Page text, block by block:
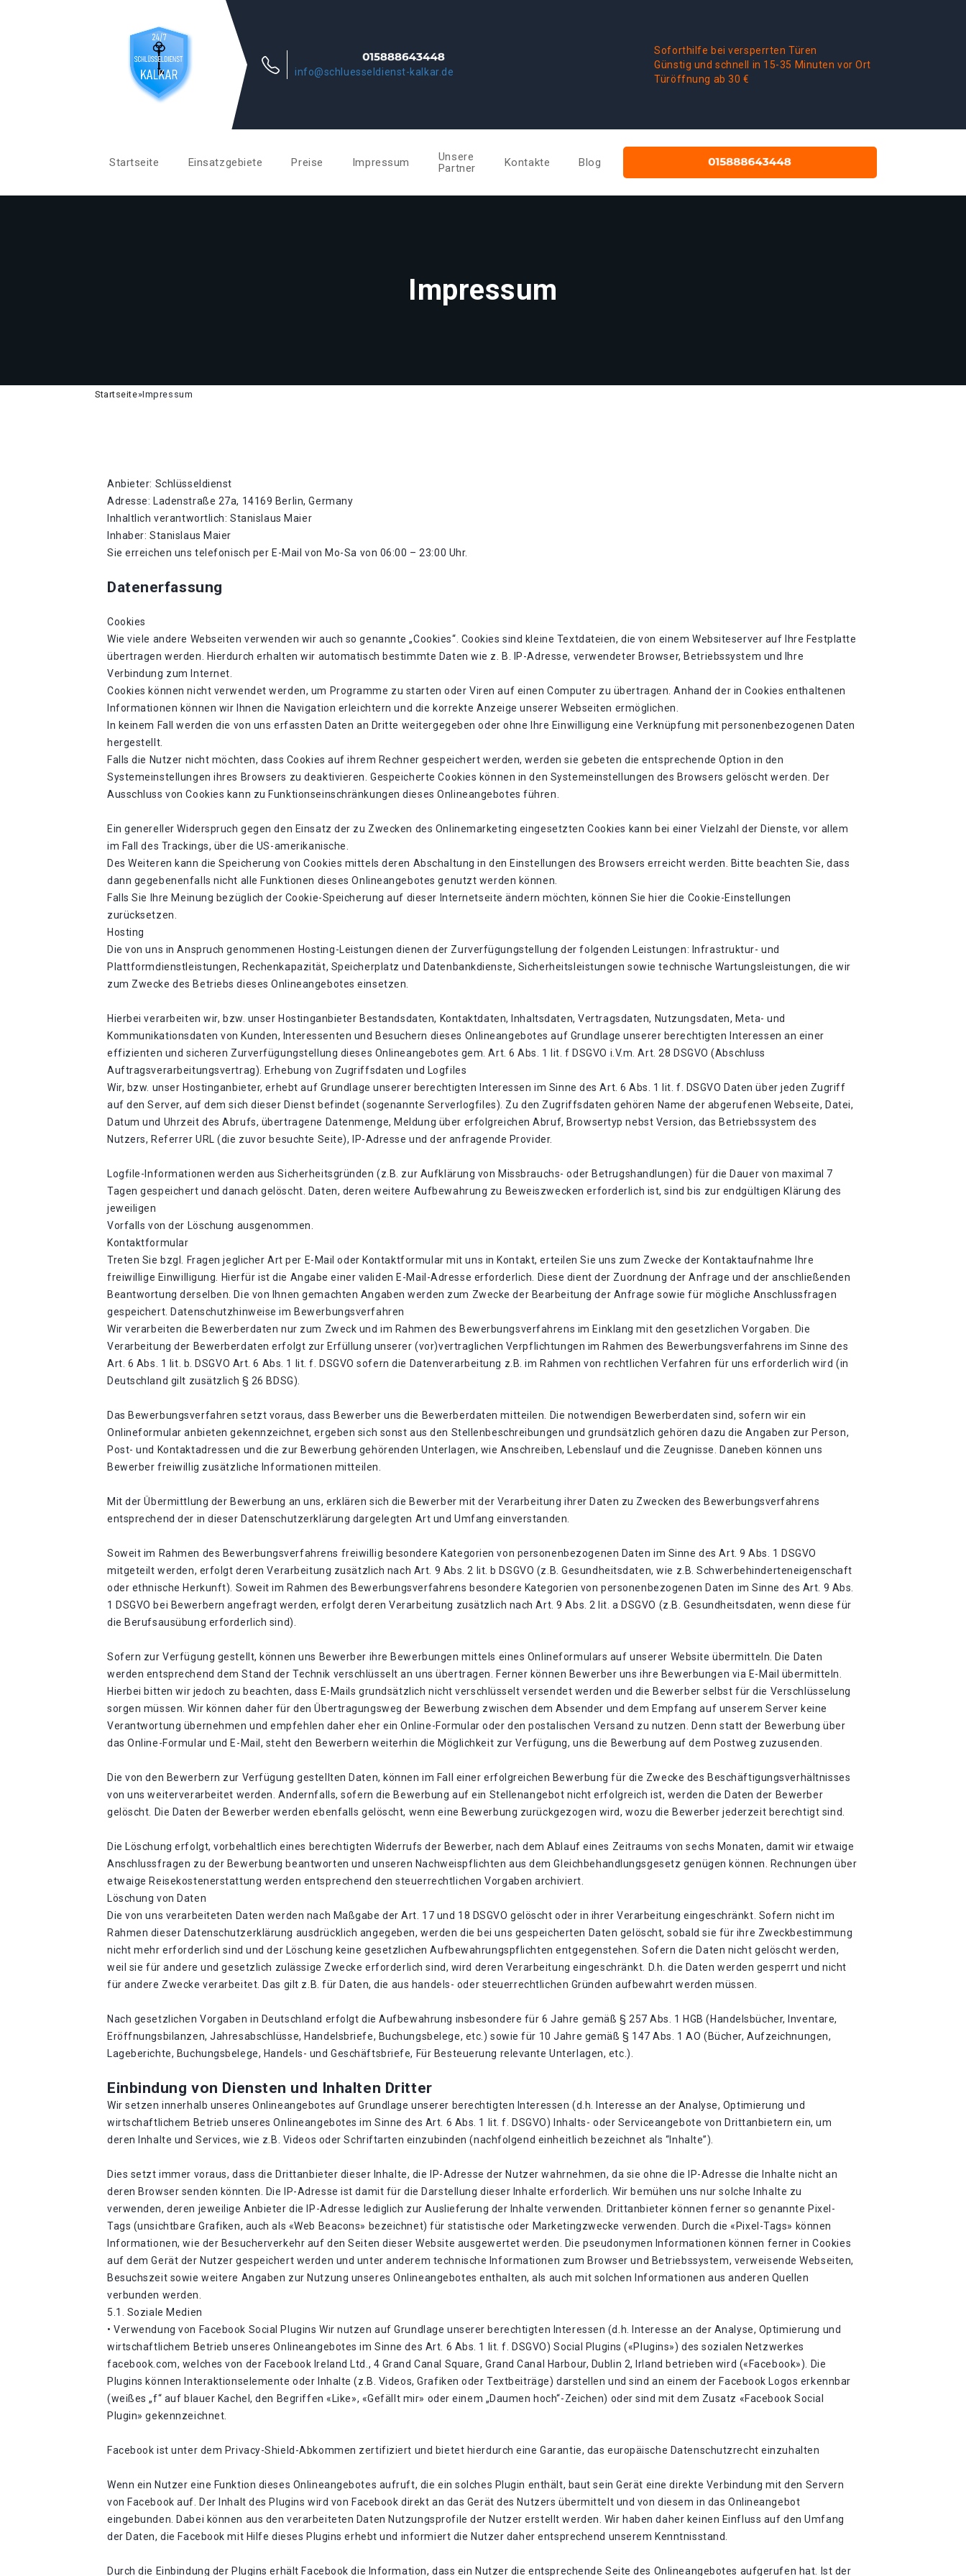
info@schluesseldienst-kalkar.de
Soforthilfe bei versperrten Türen
Günstig und schnell in 15-35 Minuten vor Ort
Türöffnung ab 30 €
Startseite Einsatzgebiete Preise Impressum
Unsere
Partner
Kontakte Blog
Impressum
Startseite»Impressum
Anbieter: Schlüsseldienst
Adresse: Ladenstraße 27a, 14169 Berlin, Germany
Inhaltlich verantwortlich: Stanislaus Maier
Inhaber: Stanislaus Maier
Sie erreichen uns telefonisch per E-Mail von Mo-Sa von 06:00 – 23:00 Uhr.
Datenerfassung
Cookies
Wie viele andere Webseiten verwenden wir auch so genannte „Cookies“. Cookies sind kleine Textdateien, die von einem Websiteserver auf Ihre Festplatte
übertragen werden. Hierdurch erhalten wir automatisch bestimmte Daten wie z. B. IP-Adresse, verwendeter Browser, Betriebssystem und Ihre
Verbindung zum Internet.
Cookies können nicht verwendet werden, um Programme zu starten oder Viren auf einen Computer zu übertragen. Anhand der in Cookies enthaltenen
Informationen können wir Ihnen die Navigation erleichtern und die korrekte Anzeige unserer Webseiten ermöglichen.
In keinem Fall werden die von uns erfassten Daten an Dritte weitergegeben oder ohne Ihre Einwilligung eine Verknüpfung mit personenbezogenen Daten
hergestellt.
Falls die Nutzer nicht möchten, dass Cookies auf ihrem Rechner gespeichert werden, werden sie gebeten die entsprechende Option in den
Systemeinstellungen ihres Browsers zu deaktivieren. Gespeicherte Cookies können in den Systemeinstellungen des Browsers gelöscht werden. Der
Ausschluss von Cookies kann zu Funktionseinschränkungen dieses Onlineangebotes führen.
Ein genereller Widerspruch gegen den Einsatz der zu Zwecken des Onlinemarketing eingesetzten Cookies kann bei einer Vielzahl der Dienste, vor allem
im Fall des Trackings, über die US-amerikanische.
Des Weiteren kann die Speicherung von Cookies mittels deren Abschaltung in den Einstellungen des Browsers erreicht werden. Bitte beachten Sie, dass
dann gegebenenfalls nicht alle Funktionen dieses Onlineangebotes genutzt werden können.
Falls Sie Ihre Meinung bezüglich der Cookie-Speicherung auf dieser Internetseite ändern möchten, können Sie hier die Cookie-Einstellungen
zurücksetzen.
Hosting
Die von uns in Anspruch genommenen Hosting-Leistungen dienen der Zurverfügungstellung der folgenden Leistungen: Infrastruktur- und
Plattformdienstleistungen, Rechenkapazität, Speicherplatz und Datenbankdienste, Sicherheitsleistungen sowie technische Wartungsleistungen, die wir
zum Zwecke des Betriebs dieses Onlineangebotes einsetzen.
Hierbei verarbeiten wir, bzw. unser Hostinganbieter Bestandsdaten, Kontaktdaten, Inhaltsdaten, Vertragsdaten, Nutzungsdaten, Meta- und
Kommunikationsdaten von Kunden, Interessenten und Besuchern dieses Onlineangebotes auf Grundlage unserer berechtigten Interessen an einer
effizienten und sicheren Zurverfügungstellung dieses Onlineangebotes gem. Art. 6 Abs. 1 lit. f DSGVO i.V.m. Art. 28 DSGVO (Abschluss
Auftragsverarbeitungsvertrag). Erhebung von Zugriffsdaten und Logfiles
Wir, bzw. unser Hostinganbieter, erhebt auf Grundlage unserer berechtigten Interessen im Sinne des Art. 6 Abs. 1 lit. f. DSGVO Daten über jeden Zugriff
auf den Server, auf dem sich dieser Dienst befindet (sogenannte Serverlogfiles). Zu den Zugriffsdaten gehören Name der abgerufenen Webseite, Datei,
Datum und Uhrzeit des Abrufs, übertragene Datenmenge, Meldung über erfolgreichen Abruf, Browsertyp nebst Version, das Betriebssystem des
Nutzers, Referrer URL (die zuvor besuchte Seite), IP-Adresse und der anfragende Provider.
Logfile-Informationen werden aus Sicherheitsgründen (z.B. zur Aufklärung von Missbrauchs- oder Betrugshandlungen) für die Dauer von maximal 7
Tagen gespeichert und danach gelöscht. Daten, deren weitere Aufbewahrung zu Beweiszwecken erforderlich ist, sind bis zur endgültigen Klärung des
jeweiligen
Vorfalls von der Löschung ausgenommen.
Kontaktformular
Treten Sie bzgl. Fragen jeglicher Art per E-Mail oder Kontaktformular mit uns in Kontakt, erteilen Sie uns zum Zwecke der Kontaktaufnahme Ihre
freiwillige Einwilligung. Hierfür ist die Angabe einer validen E-Mail-Adresse erforderlich. Diese dient der Zuordnung der Anfrage und der anschließenden
Beantwortung derselben. Die von Ihnen gemachten Angaben werden zum Zwecke der Bearbeitung der Anfrage sowie für mögliche Anschlussfragen
gespeichert. Datenschutzhinweise im Bewerbungsverfahren
Wir verarbeiten die Bewerberdaten nur zum Zweck und im Rahmen des Bewerbungsverfahrens im Einklang mit den gesetzlichen Vorgaben. Die
Verarbeitung der Bewerberdaten erfolgt zur Erfüllung unserer (vor)vertraglichen Verpflichtungen im Rahmen des Bewerbungsverfahrens im Sinne des
Art. 6 Abs. 1 lit. b. DSGVO Art. 6 Abs. 1 lit. f. DSGVO sofern die Datenverarbeitung z.B. im Rahmen von rechtlichen Verfahren für uns erforderlich wird (in
Deutschland gilt zusätzlich § 26 BDSG).
Das Bewerbungsverfahren setzt voraus, dass Bewerber uns die Bewerberdaten mitteilen. Die notwendigen Bewerberdaten sind, sofern wir ein
Onlineformular anbieten gekennzeichnet, ergeben sich sonst aus den Stellenbeschreibungen und grundsätzlich gehören dazu die Angaben zur Person,
Post- und Kontaktadressen und die zur Bewerbung gehörenden Unterlagen, wie Anschreiben, Lebenslauf und die Zeugnisse. Daneben können uns
Bewerber freiwillig zusätzliche Informationen mitteilen.
Mit der Übermittlung der Bewerbung an uns, erklären sich die Bewerber mit der Verarbeitung ihrer Daten zu Zwecken des Bewerbungsverfahrens
entsprechend der in dieser Datenschutzerklärung dargelegten Art und Umfang einverstanden.
Soweit im Rahmen des Bewerbungsverfahrens freiwillig besondere Kategorien von personenbezogenen Daten im Sinne des Art. 9 Abs. 1 DSGVO
mitgeteilt werden, erfolgt deren Verarbeitung zusätzlich nach Art. 9 Abs. 2 lit. b DSGVO (z.B. Gesundheitsdaten, wie z.B. Schwerbehinderteneigenschaft
oder ethnische Herkunft). Soweit im Rahmen des Bewerbungsverfahrens besondere Kategorien von personenbezogenen Daten im Sinne des Art. 9 Abs.
1 DSGVO bei Bewerbern angefragt werden, erfolgt deren Verarbeitung zusätzlich nach Art. 9 Abs. 2 lit. a DSGVO (z.B. Gesundheitsdaten, wenn diese für
die Berufsausübung erforderlich sind).
Sofern zur Verfügung gestellt, können uns Bewerber ihre Bewerbungen mittels eines Onlineformulars auf unserer Website übermitteln. Die Daten
werden entsprechend dem Stand der Technik verschlüsselt an uns übertragen. Ferner können Bewerber uns ihre Bewerbungen via E-Mail übermitteln.
Hierbei bitten wir jedoch zu beachten, dass E-Mails grundsätzlich nicht verschlüsselt versendet werden und die Bewerber selbst für die Verschlüsselung
sorgen müssen. Wir können daher für den Übertragungsweg der Bewerbung zwischen dem Absender und dem Empfang auf unserem Server keine
Verantwortung übernehmen und empfehlen daher eher ein Online-Formular oder den postalischen Versand zu nutzen. Denn statt der Bewerbung über
das Online-Formular und E-Mail, steht den Bewerbern weiterhin die Möglichkeit zur Verfügung, uns die Bewerbung auf dem Postweg zuzusenden.
Die von den Bewerbern zur Verfügung gestellten Daten, können im Fall einer erfolgreichen Bewerbung für die Zwecke des Beschäftigungsverhältnisses
von uns weiterverarbeitet werden. Andernfalls, sofern die Bewerbung auf ein Stellenangebot nicht erfolgreich ist, werden die Daten der Bewerber
gelöscht. Die Daten der Bewerber werden ebenfalls gelöscht, wenn eine Bewerbung zurückgezogen wird, wozu die Bewerber jederzeit berechtigt sind.
Die Löschung erfolgt, vorbehaltlich eines berechtigten Widerrufs der Bewerber, nach dem Ablauf eines Zeitraums von sechs Monaten, damit wir etwaige
Anschlussfragen zu der Bewerbung beantworten und unseren Nachweispflichten aus dem Gleichbehandlungsgesetz genügen können. Rechnungen über
etwaige Reisekostenerstattung werden entsprechend den steuerrechtlichen Vorgaben archiviert.
Löschung von Daten
Die von uns verarbeiteten Daten werden nach Maßgabe der Art. 17 und 18 DSGVO gelöscht oder in ihrer Verarbeitung eingeschränkt. Sofern nicht im
Rahmen dieser Datenschutzerklärung ausdrücklich angegeben, werden die bei uns gespeicherten Daten gelöscht, sobald sie für ihre Zweckbestimmung
nicht mehr erforderlich sind und der Löschung keine gesetzlichen Aufbewahrungspflichten entgegenstehen. Sofern die Daten nicht gelöscht werden,
weil sie für andere und gesetzlich zulässige Zwecke erforderlich sind, wird deren Verarbeitung eingeschränkt. D.h. die Daten werden gesperrt und nicht
für andere Zwecke verarbeitet. Das gilt z.B. für Daten, die aus handels- oder steuerrechtlichen Gründen aufbewahrt werden müssen.
Nach gesetzlichen Vorgaben in Deutschland erfolgt die Aufbewahrung insbesondere für 6 Jahre gemäß § 257 Abs. 1 HGB (Handelsbücher, Inventare,
Eröffnungsbilanzen, Jahresabschlüsse, Handelsbriefe, Buchungsbelege, etc.) sowie für 10 Jahre gemäß § 147 Abs. 1 AO (Bücher, Aufzeichnungen,
Lageberichte, Buchungsbelege, Handels- und Geschäftsbriefe, Für Besteuerung relevante Unterlagen, etc.).
Einbindung von Diensten und Inhalten Dritter
Wir setzen innerhalb unseres Onlineangebotes auf Grundlage unserer berechtigten Interessen (d.h. Interesse an der Analyse, Optimierung und
wirtschaftlichem Betrieb unseres Onlineangebotes im Sinne des Art. 6 Abs. 1 lit. f. DSGVO) Inhalts- oder Serviceangebote von Drittanbietern ein, um
deren Inhalte und Services, wie z.B. Videos oder Schriftarten einzubinden (nachfolgend einheitlich bezeichnet als “Inhalte”).
Dies setzt immer voraus, dass die Drittanbieter dieser Inhalte, die IP-Adresse der Nutzer wahrnehmen, da sie ohne die IP-Adresse die Inhalte nicht an
deren Browser senden könnten. Die IP-Adresse ist damit für die Darstellung dieser Inhalte erforderlich. Wir bemühen uns nur solche Inhalte zu
verwenden, deren jeweilige Anbieter die IP-Adresse lediglich zur Auslieferung der Inhalte verwenden. Drittanbieter können ferner so genannte Pixel-
Tags (unsichtbare Grafiken, auch als «Web Beacons» bezeichnet) für statistische oder Marketingzwecke verwenden. Durch die «Pixel-Tags» können
Informationen, wie der Besucherverkehr auf den Seiten dieser Website ausgewertet werden. Die pseudonymen Informationen können ferner in Cookies
auf dem Gerät der Nutzer gespeichert werden und unter anderem technische Informationen zum Browser und Betriebssystem, verweisende Webseiten,
Besuchszeit sowie weitere Angaben zur Nutzung unseres Onlineangebotes enthalten, als auch mit solchen Informationen aus anderen Quellen
verbunden werden.
5.1. Soziale Medien
• Verwendung von Facebook Social Plugins Wir nutzen auf Grundlage unserer berechtigten Interessen (d.h. Interesse an der Analyse, Optimierung und
wirtschaftlichem Betrieb unseres Onlineangebotes im Sinne des Art. 6 Abs. 1 lit. f. DSGVO) Social Plugins («Plugins») des sozialen Netzwerkes
facebook.com, welches von der Facebook Ireland Ltd., 4 Grand Canal Square, Grand Canal Harbour, Dublin 2, Irland betrieben wird («Facebook»). Die
Plugins können Interaktionselemente oder Inhalte (z.B. Videos, Grafiken oder Textbeiträge) darstellen und sind an einem der Facebook Logos erkennbar
(weißes „f“ auf blauer Kachel, den Begriffen «Like», «Gefällt mir» oder einem „Daumen hoch“-Zeichen) oder sind mit dem Zusatz «Facebook Social
Plugin» gekennzeichnet.
Facebook ist unter dem Privacy-Shield-Abkommen zertifiziert und bietet hierdurch eine Garantie, das europäische Datenschutzrecht einzuhalten
Wenn ein Nutzer eine Funktion dieses Onlineangebotes aufruft, die ein solches Plugin enthält, baut sein Gerät eine direkte Verbindung mit den Servern
von Facebook auf. Der Inhalt des Plugins wird von Facebook direkt an das Gerät des Nutzers übermittelt und von diesem in das Onlineangebot
eingebunden. Dabei können aus den verarbeiteten Daten Nutzungsprofile der Nutzer erstellt werden. Wir haben daher keinen Einfluss auf den Umfang
der Daten, die Facebook mit Hilfe dieses Plugins erhebt und informiert die Nutzer daher entsprechend unserem Kenntnisstand.
Durch die Einbindung der Plugins erhält Facebook die Information, dass ein Nutzer die entsprechende Seite des Onlineangebotes aufgerufen hat. Ist der